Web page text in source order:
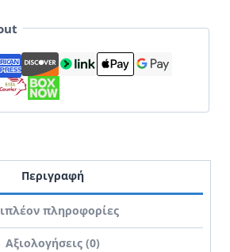
Περιγραφή
πληροφορίες
Αξιολογήσεις (0)